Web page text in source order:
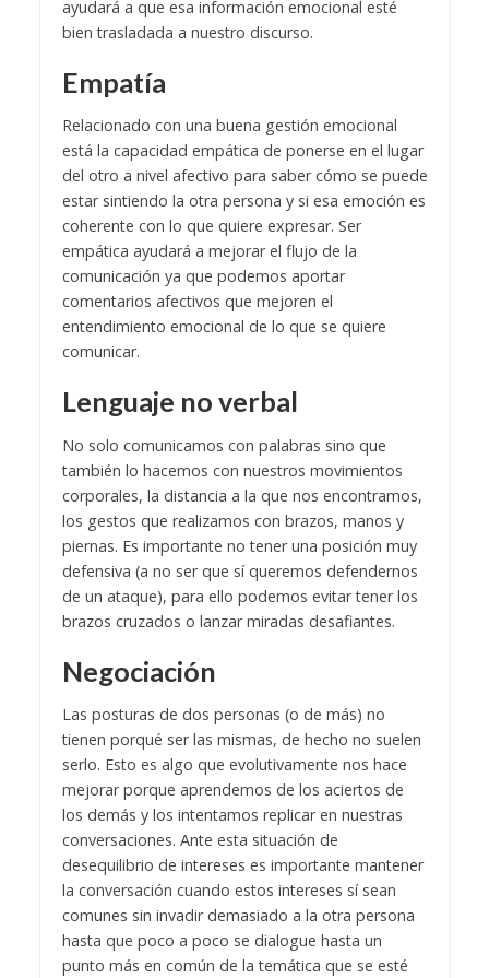
ayudará a que esa información emocional esté
bien trasladada a nuestro discurso.
Empatía
Relacionado con una buena gestión emocional
está la capacidad empática de ponerse en el lugar
del otro a nivel afectivo para saber cómo se puede
estar sintiendo la otra persona y si esa emoción es
coherente con lo que quiere expresar. Ser
empática ayudará a mejorar el flujo de la
comunicación ya que podemos aportar
comentarios afectivos que mejoren el
entendimiento emocional de lo que se quiere
comunicar.
Lenguaje no verbal
No solo comunicamos con palabras sino que
también lo hacemos con nuestros movimientos
corporales, la distancia a la que nos encontramos,
los gestos que realizamos con brazos, manos y
piernas. Es importante no tener una posición muy
defensiva (a no ser que sí queremos defendernos
de un ataque), para ello podemos evitar tener los
brazos cruzados o lanzar miradas desafiantes.
Negociación
Las posturas de dos personas (o de más) no
tienen porqué ser las mismas, de hecho no suelen
serlo. Esto es algo que evolutivamente nos hace
mejorar porque aprendemos de los aciertos de
los demás y los intentamos replicar en nuestras
conversaciones. Ante esta situación de
desequilibrio de intereses es importante mantener
la conversación cuando estos intereses sí sean
comunes sin invadir demasiado a la otra persona
hasta que poco a poco se dialogue hasta un
punto más en común de la temática que se esté